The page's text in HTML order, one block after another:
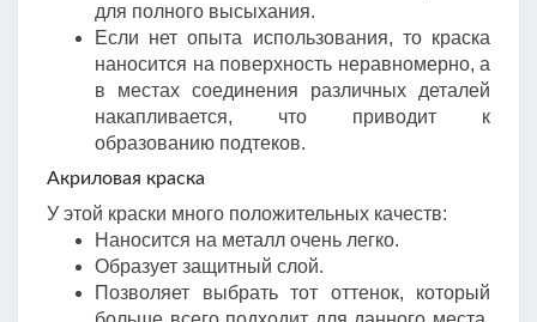
для полного высыхания.
Если нет опыта использования, то краска
наносится на поверхность неравномерно, а
в местах соединения различных деталей
накапливается, что приводит к
образованию подтеков.
Акриловая краска
У этой краски много положительных качеств:
Наносится на металл очень легко.
Образует защитный слой.
Позволяет выбрать тот оттенок, который